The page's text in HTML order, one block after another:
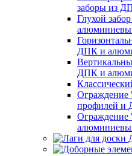
заборы из
Глухой
ДПК и
ДПК и
Ограждение
профилей и
Ограждение